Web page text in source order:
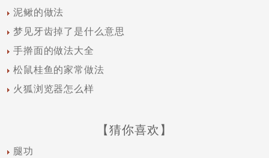
泥鳅的做法
梦见牙齿掉了是什么意思
手擀面的做法大全
松鼠桂鱼的家常做法
火狐浏览器怎么样
【猜你喜欢】
腿功